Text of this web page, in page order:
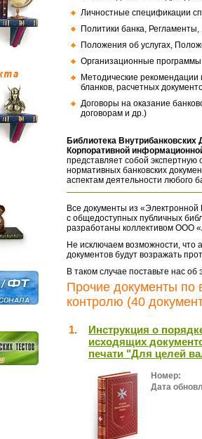
Личностные спецификации
Политики банка,
Положения об услугах,
Организационные
Методические
бланков, расчетных
Договоры на оказание
договорам и др.)
Библиотека
Корпоративной
представляет собой экспертную
нормативных банковских
аспектам деятельности любого
Все документы из «Электронной
с общедоступных публичных
разработаны коллективом ООО
Не исключаем возможности, что
документов будут возражать
В таком случае поставьте нас
Прочие документы
контролю (40
1.
Инструкция о
исходящих
печати "Для целей
Номер:
Дата